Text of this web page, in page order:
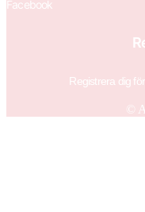
Facebook
Registrera dig
©